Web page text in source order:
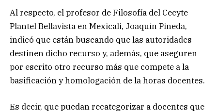
Al respecto, el profesor de Filosofía del Cecyte
Plantel Bellavista en Mexicali, Joaquín Pineda,
indicó que están buscando que las autoridades
destinen dicho recurso y, además, que aseguren
por escrito otro recurso más que compete a la
basificación y homologación de la horas docentes.
Es decir, que puedan recategorizar a docentes que